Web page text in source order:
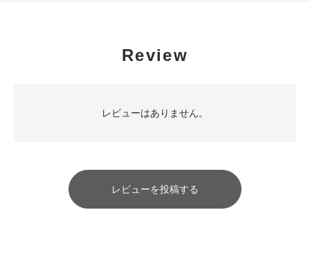
Review
レビューはありません。
レビューを投稿する